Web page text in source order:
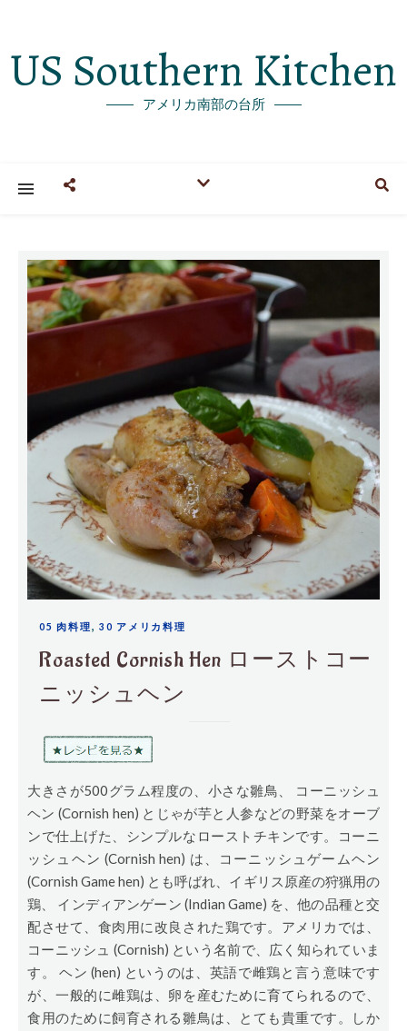
US Southern Kitchen
アメリカ南部の台所
05 肉料理,30 アメリカ料理
Roasted Cornish Hen ローストコー
ニッシュヘン
大きさが500グラム程度の、小さな雛鳥、 コーニッシュ
ヘン (Cornish hen) とじゃが芋と人参などの野菜をオーブ
ンで仕上げた、シンプルなローストチキンです。コーニ
ッシュヘン (Cornish hen) は、コーニッシュゲームヘン
(Cornish Game hen) とも呼ばれ、イギリス原産の狩猟用の
鶏、 インディアンゲーン (Indian Game) を、他の品種と交
配させて、食肉用に改良された鶏です。アメリカでは、
コーニッシュ (Cornish) という名前で、広く知られていま
す。 ヘン (hen) というのは、英語で雌鶏と言う意味です
が、一般的に雌鶏は、卵を産むために育てられるので、
食用のために飼育される雛鳥は、とても貴重です。しか